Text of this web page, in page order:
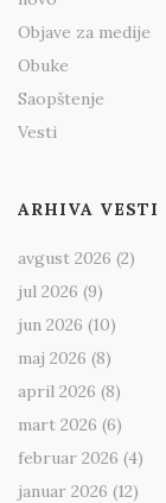
Objave za medije
Obuke
Saopštenje
Vesti
ARHIVA VESTI
avgust 2026 (2)
jul 2026 (9)
jun 2026 (10)
maj 2026 (8)
april 2026 (8)
mart 2026 (6)
februar 2026 (4)
januar 2026 (12)